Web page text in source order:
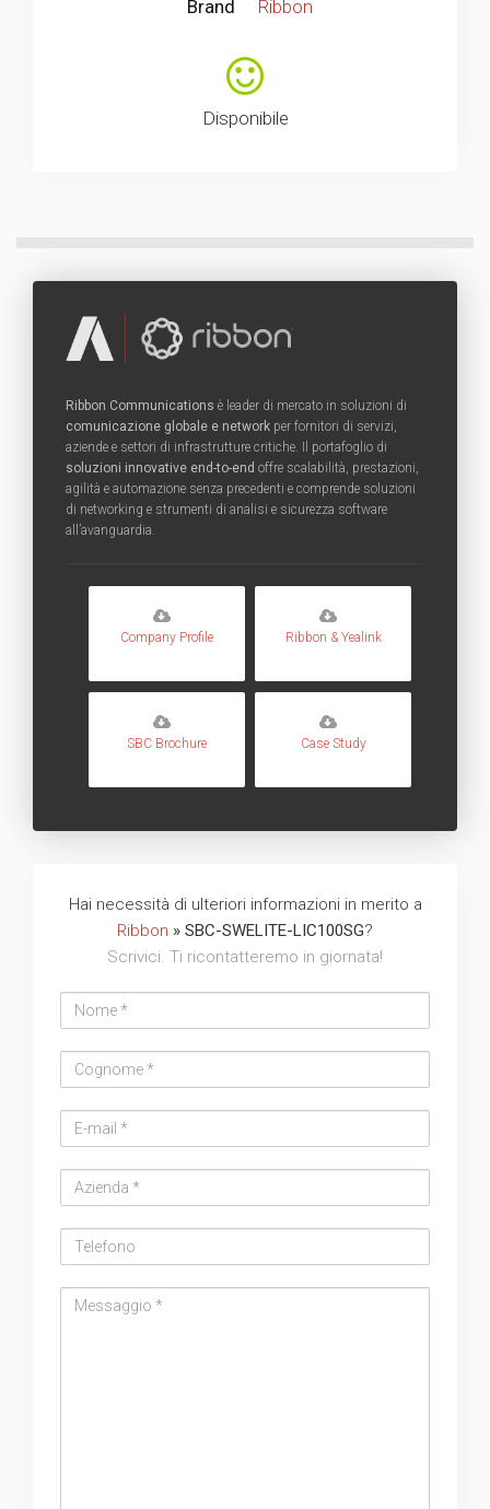
Brand Ribbon
Disponibile
Ribbon Communications è leader di mercato in soluzioni di
comunicazione globale e network per fornitori di servizi,
aziende e settori di infrastrutture critiche. Il portafoglio di
soluzioni innovative end-to-end offre scalabilità, prestazioni,
agilità e automazione senza precedenti e comprende soluzioni
di networking e strumenti di analisi e sicurezza software
all’avanguardia.
Company Profile Ribbon & Yealink
SBC Brochure Case Study
Hai necessità di ulteriori informazioni in merito a
Ribbon » SBC-SWELITE-LIC100SG?
Scrivici. Ti ricontatteremo in giornata!
address